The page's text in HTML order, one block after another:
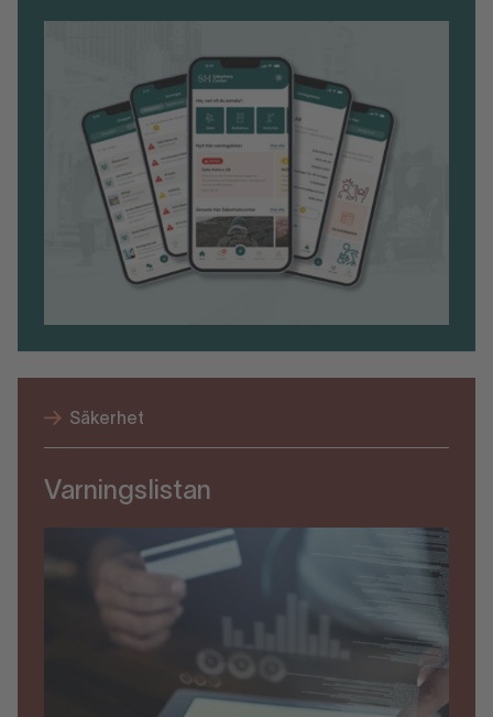
Säkerhet
Varningslistan